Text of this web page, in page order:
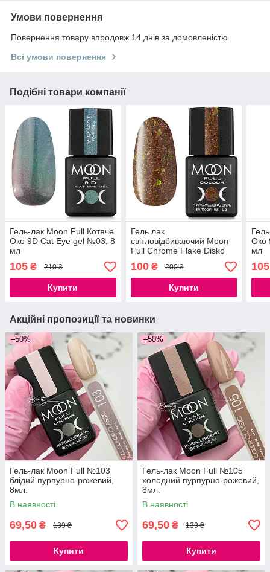
Умови повернення
Повернення товару впродовж 14 днів за домовленістю
Всі умови повернення
Подібні товари компанії
Гель-лак Moon Full Котяче
Око 9D Cat Eye gel №03, 8
мл
105 ₴ 210 ₴
Купити
Гель лак
світловідбиваючий Moon
Full Chrome Flake Disko
№5, 8мл
100₴ 200 ₴
Купити
Око
мл
105
Акційні пропозиції та новинки
–50%
Гель-лак Moon Full №103
блідий пурпурно-рожевий,
8мл.
В наявності
69,50 ₴ 139 ₴
Купити
–50%
Гель-лак Moon Full №105
холодний пурпурно-рожевий,
8мл.
В наявності
69,50 ₴ 139 ₴
Купити